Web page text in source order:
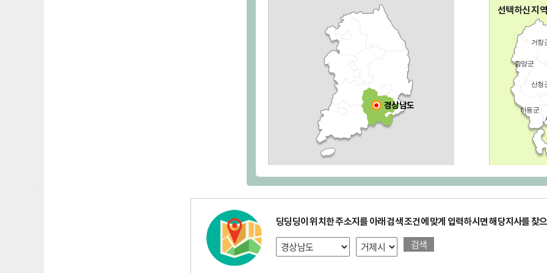
경상남도
선택하신 지
거창
함양군
산청
하동군
딩딩딩이 위치한 주소지를 아래 검색 조건에 맞게 입력하시면 해당지사를 찾
검색